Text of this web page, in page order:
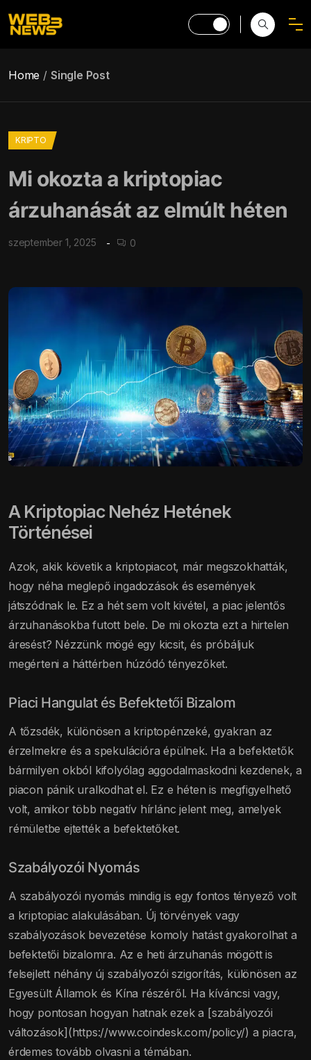
Home Single Post
KRIPTO
Mi okozta a kriptopiac
árzuhanását az elmúlt héten
szeptember 1, 2025 0
A Kriptopiac Nehéz Hetének
Történései
Azok, akik követik a kriptopiacot, már megszokhatták,
hogy néha meglepő ingadozások és események
játszódnak le. Ez a hét sem volt kivétel, a piac jelentős
árzuhanásokba futott bele. De mi okozta ezt a hirtelen
áresést? Nézzünk mögé egy kicsit, és próbáljuk
megérteni a háttérben húzódó tényezőket.
Piaci Hangulat és Befektetői Bizalom
A tőzsdék, különösen a kriptopénzeké, gyakran az
érzelmekre és a spekulációra épülnek. Ha a befektetők
bármilyen okból kifolyólag aggodalmaskodni kezdenek, a
piacon pánik uralkodhat el. Ez e héten is megfigyelhető
volt, amikor több negatív hírlánc jelent meg, amelyek
rémületbe ejtették a befektetőket.
Szabályozói Nyomás
A szabályozói nyomás mindig is egy fontos tényező volt
a kriptopiac alakulásában. Új törvények vagy
szabályozások bevezetése komoly hatást gyakorolhat a
befektetői bizalomra. Az e heti árzuhanás mögött is
felsejlett néhány új szabályozói szigorítás, különösen az
Egyesült Államok és Kína részéről. Ha kíváncsi vagy,
hogy pontosan hogyan hatnak ezek a [szabályozói
változások](https://www.coindesk.com/policy/) a piacra,
érdemes tovább olvasni a témában.